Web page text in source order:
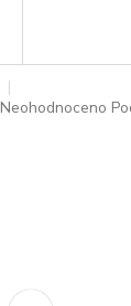
Průměrné
Neohodnoceno